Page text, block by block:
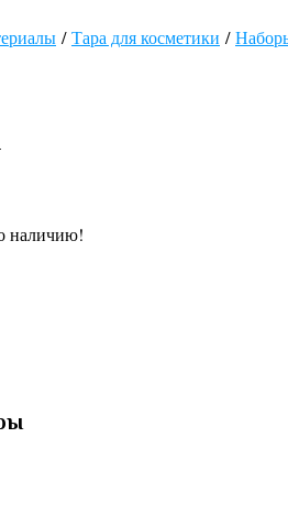
/Тара для косметики /
наличию!